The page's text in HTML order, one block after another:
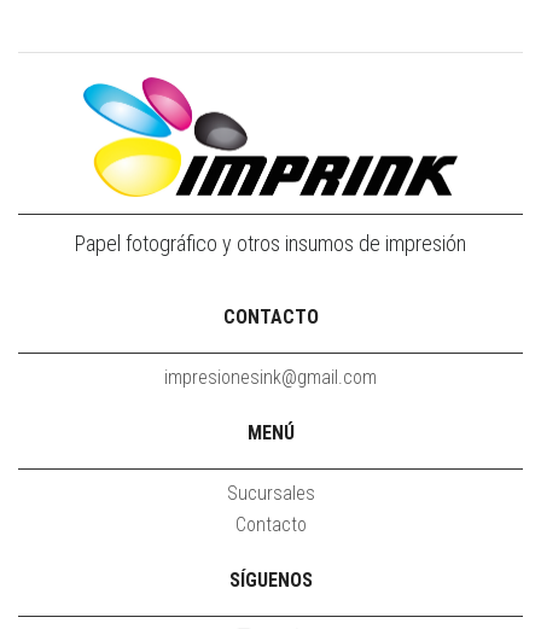
Papel fotográfico y otros insumos de impresión
CONTACTO
impresionesink@gmail.com
MENÚ
Sucursales
Contacto
SÍGUENOS